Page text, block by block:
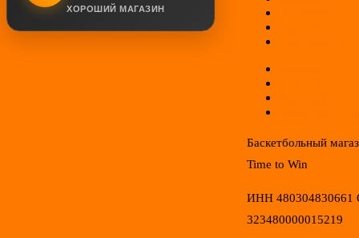
ХОРОШИЙ МАГАЗИН
Баскетбольный
Time to Win
ИНН 480304830661
323480000015219